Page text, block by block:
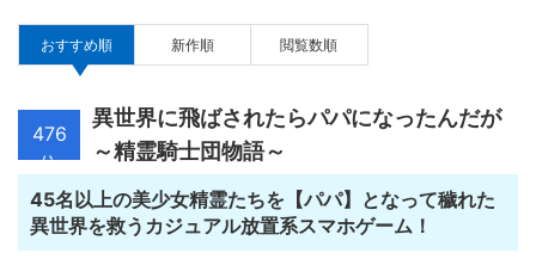
おすすめ順 新作順 閲覧数順
476
位
異世界に飛ばされたらパパになったんだが
～精霊騎士団物語～
45名以上の美少女精霊たちを【パパ】となって穢れた
異世界を救うカジュアル放置系スマホゲーム！